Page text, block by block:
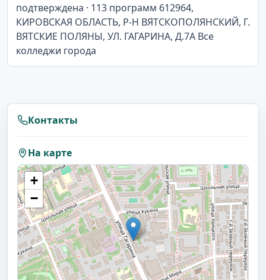
подтверждена · 113 программ 612964,
КИРОВСКАЯ ОБЛАСТЬ, Р-Н ВЯТСКОПОЛЯНСКИЙ, Г.
ВЯТСКИЕ ПОЛЯНЫ, УЛ. ГАГАРИНА, Д.7А Все
колледжи города
Контакты
На карте
+
−